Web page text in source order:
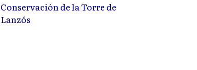
Conservación de la Torre de
Lanzós